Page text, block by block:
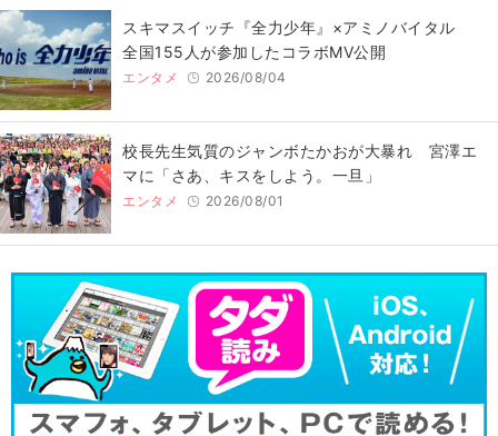
スキマスイッチ『全力少年』×アミノバイタル
全国155人が参加したコラボMV公開
エンタメ 2026/08/04
校長先生気質のジャンボたかおが大暴れ 宮澤エ
マに「さあ、キスをしよう。一旦」
エンタメ 2026/08/01